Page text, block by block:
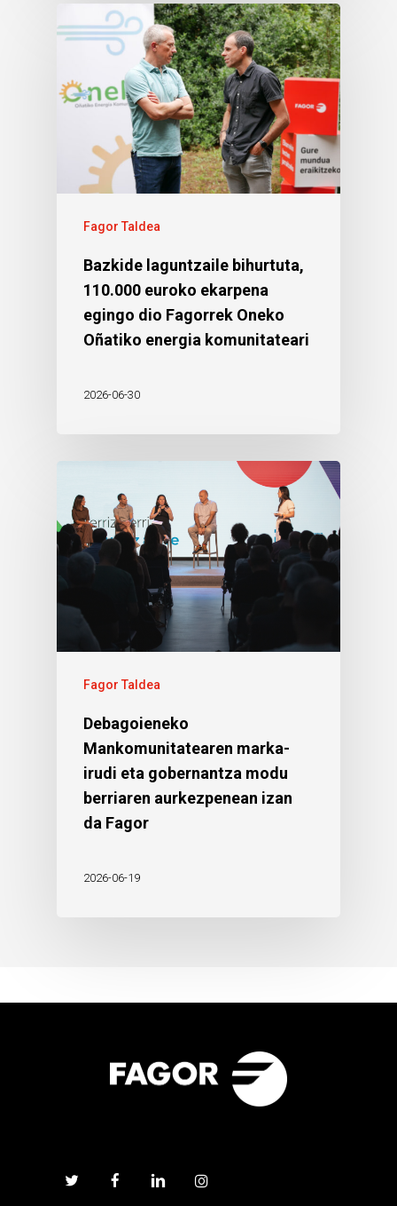
Fagor Taldea
Bazkide laguntzaile bihurtuta,
110.000 euroko ekarpena
egingo dio Fagorrek Oneko
Oñatiko energia komunitateari
2026-06-30
Fagor Taldea
Debagoieneko
Mankomunitatearen marka-
irudi eta gobernantza modu
berriaren aurkezpenean izan
da Fagor
2026-06-19